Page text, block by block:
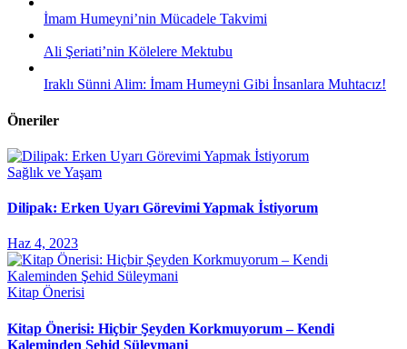
İmam Humeyni’nin Mücadele Takvimi
Ali Şeriati’nin Kölelere Mektubu
Iraklı Sünni Alim: İmam Humeyni Gibi İnsanlara Muhtacız!
Öneriler
Sağlık ve Yaşam
Dilipak: Erken Uyarı Görevimi Yapmak İstiyorum
Haz 4, 2023
Kitap Önerisi
Kitap Önerisi: Hiçbir Şeyden Korkmuyorum – Kendi
Kaleminden Şehid Süleymani